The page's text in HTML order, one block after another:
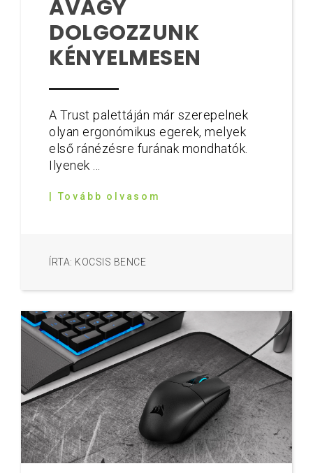
AVAGY
DOLGOZZUNK
KÉNYELMESEN
A Trust palettáján már szerepelnek
olyan ergonómikus egerek, melyek
első ránézésre furának mondhatók.
Ilyenek ...
| Tovább olvasom
ÍRTA: KOCSIS BENCE